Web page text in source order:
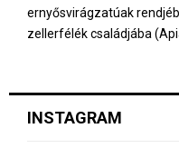
ernyősvirágzatúak
zellerfélék családjába
INSTAGRAM